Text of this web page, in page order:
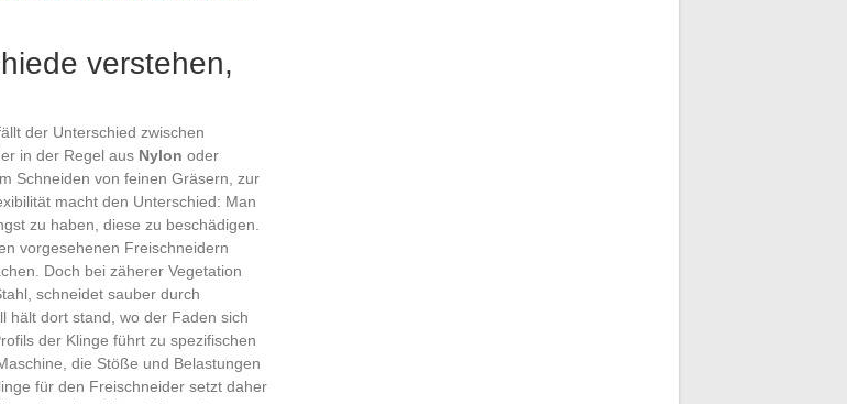
verstehen,
der Unterschied zwischen
in der Regel aus Nylon oder
Schneiden von feinen Gräsern, zur
macht den Unterschied: Man
zu haben, diese zu beschädigen.
vorgesehenen Freischneidern
Doch bei zäherer Vegetation
schneidet sauber durch
hält dort stand, wo der Faden sich
der Klinge führt zu spezifischen
die Stöße und Belastungen
für den Freischneider setzt daher